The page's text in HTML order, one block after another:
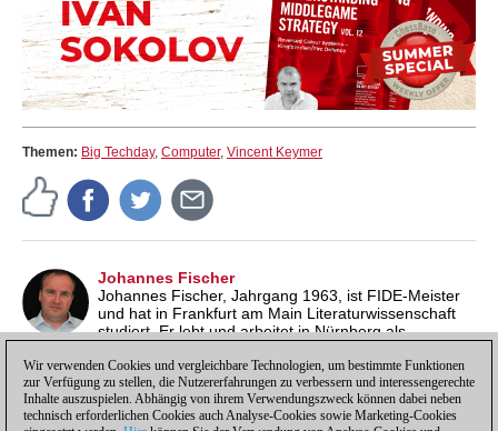
Themen: Big Techday, Computer, Vincent Keymer
Johannes Fischer
Johannes Fischer, Jahrgang 1963, ist FIDE-Meister
und hat in Frankfurt am Main Literaturwissenschaft
studiert. Er lebt und arbeitet in Nürnberg als
KARL und veröffentlicht auf seinem eigenen BlogSchöner
Schein"Notizen über Film, Literatur und Schach".
Wir verwenden Cookies und vergleichbare Technologien, um bestimmte Funktionen
zur Verfügung zu stellen, die Nutzererfahrungen zu verbessern und interessengerechte
Inhalte auszuspielen. Abhängig von ihrem Verwendungszweck können dabei neben
technisch erforderlichen Cookies auch Analyse-Cookies sowie Marketing-Cookies